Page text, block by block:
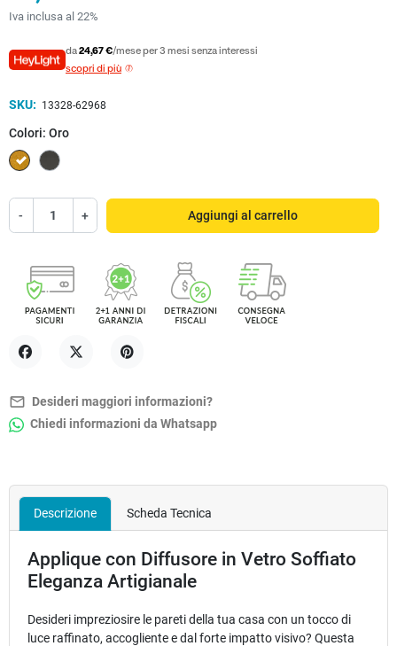
Iva inclusa al 22%
da24,67 €/mese per 3 mesi senza interessi
scopri di più
SKU: 13328-62968
Colori: Oro
Oro
Nichel
- + Aggiungi al carrello
mail_outline Desideri maggiori informazioni?
Chiedi informazioni da Whatsapp
Descrizione Scheda Tecnica
Applique con Diffusore in Vetro Soffiato
Eleganza Artigianale
Desideri impreziosire le pareti della tua casa con un tocco di
luce raffinato, accogliente e dal forte impatto visivo? Questa